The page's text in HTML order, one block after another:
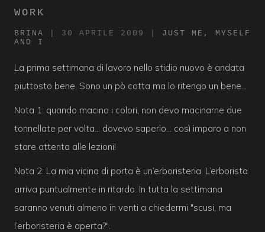
WORK
BRINA 30 APRILE 2009
JUST ME, MYSELF
AND I
La prima settimana di lavoro nello stidio nuovo è andata
piuttosto bene. Sono un pò cotta ma lo ritengo un bene…
Nota 1: quando macino i colori, non devo macinarne due
tonnellate per volta… dovevo saperlo… così imparo a non
stare attenta alle lezioni!
Nota 2: La mia vicina di porta è un’erboristeria. L’erborista
arriva puntualmente in ritardo. In tutta la settimana
saranno venuti almeno in venti a chiedermi "scusi, ma
l’erboristeria è aperta?".